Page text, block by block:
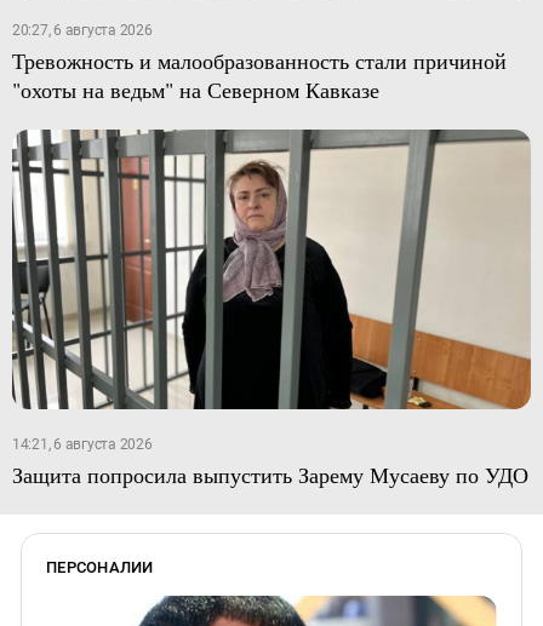
20:27, 6 августа 2026
Тревожность и малообразованность стали причиной
"охоты на ведьм" на Северном Кавказе
14:21, 6 августа 2026
Защита попросила выпустить Зарему Мусаеву по УДО
ПЕРСОНАЛИИ